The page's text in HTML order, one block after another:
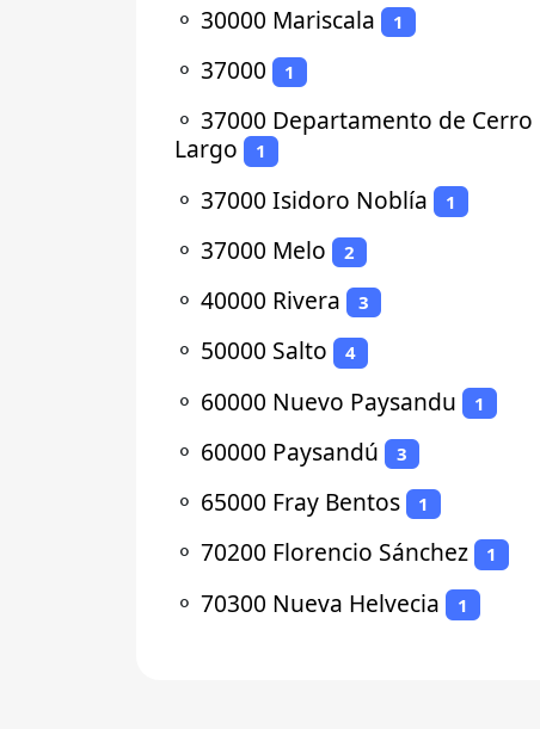
⚬ 30000 Mariscala 1
⚬ 37000 1
⚬ 37000 Departamento de Cerro
Largo
1
⚬ 37000 Isidoro Noblía 1
⚬ 37000 Melo 2
⚬ 40000 Rivera 3
⚬ 50000 Salto 4
⚬ 60000 Nuevo Paysandu 1
⚬ 60000 Paysandú 3
⚬ 65000 Fray Bentos 1
⚬ 70200 Florencio Sánchez 1
⚬ 70300 Nueva Helvecia 1